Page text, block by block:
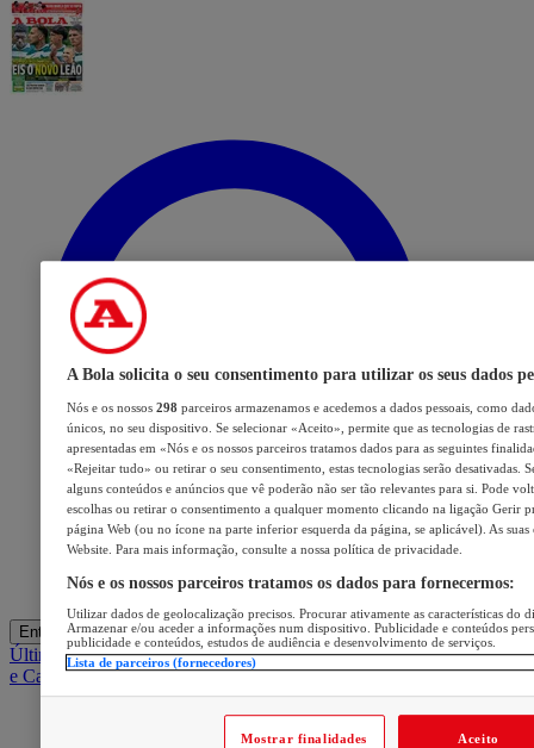
Entrar
ÚltimasMercadoOpiniãoiGaming HubA BOLA SUGEREBarba
e Cabelo
A Bola solicita o seu consentimento para utilizar os seus dados
Nós e os nossos 298 parceiros armazenamos e acedemos a dados pessoais, como
únicos, no seu dispositivo. Se selecionar «Aceito», permite que as tecnologias de
apresentadas em «Nós e os nossos parceiros tratamos dados para as seguintes
«Rejeitar tudo» ou retirar o seu consentimento, estas tecnologias serão desativadas.
alguns conteúdos e anúncios que vê poderão não ser tão relevantes para si. Pode
escolhas ou retirar o consentimento a qualquer momento clicando na ligação Gerir
página Web (ou no ícone na parte inferior esquerda da página, se aplicável). As suas
Website. Para mais informação, consulte a nossa política de privacidade.
Nós e os nossos parceiros tratamos os dados para fornecermos:
Utilizar dados de geolocalização precisos. Procurar ativamente as características do
Armazenar e/ou aceder a informações num dispositivo. Publicidade e conteúdos
publicidade e conteúdos, estudos de audiência e desenvolvimento de serviços.
Lista de parceiros (fornecedores)
Mostrar finalidades Aceito